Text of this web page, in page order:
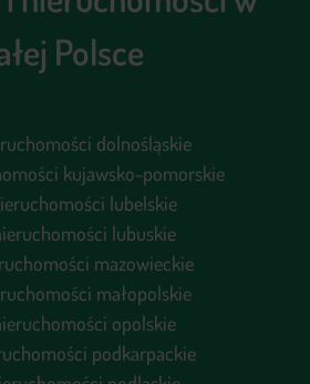
Polsce
dolnośląskie
kujawsko-pomorskie
lubelskie
lubuskie
mazowieckie
małopolskie
opolskie
podkarpackie